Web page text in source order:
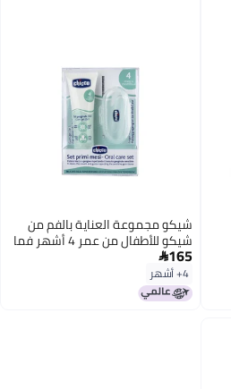
شيكو مجموعة العناية بالفم من
شيكو للأطفال من عمر 4 أشهر فما
فوق165
4+ أشهر